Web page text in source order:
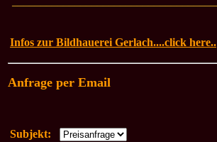
Infos zur Bildhauerei Gerlach....click here..
Anfrage per Email
Subjekt: